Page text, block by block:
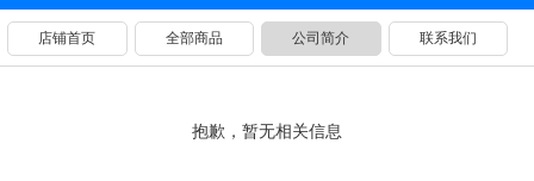
店铺首页 全部商品 公司简介 联系我们
抱歉，暂无相关信息